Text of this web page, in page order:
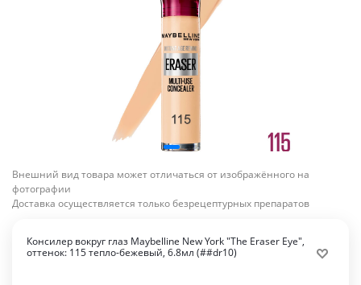
Внешний вид товара может отличаться от изображённого на
фотографии
Доставка осуществляется только безрецептурных препаратов
Консилер вокруг глаз Maybelline New York "The Eraser Eye",
оттенок: 115 тепло-бежевый, 6.8мл (##dr10)